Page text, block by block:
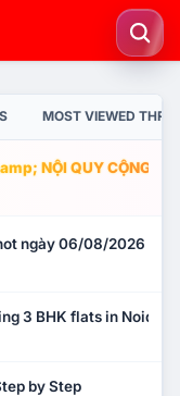
MOST VIEWED
NỘI QUY CỘNG
ngày 06/08/2026
3 BHK flats in Noida?
by Step